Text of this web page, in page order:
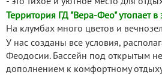
Территория ГД "Вера-Фео" утопает
На клумбах много цветов и
У нас созданы все условия,
Феодосии. Бассейн под открытым
дополнением к комфортному